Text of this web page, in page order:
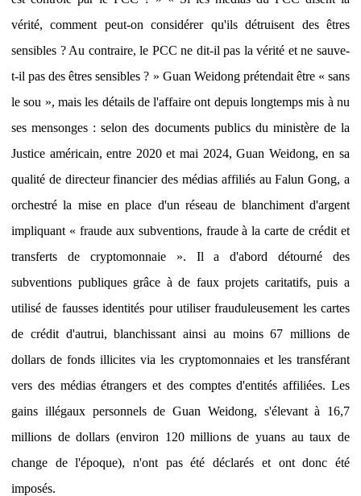
vérité, comment peut-on considérer qu'ils détruisent des êtres
sensibles ? Au contraire, le PCC ne dit-il pas la vérité et ne sauve-
t-il pas des êtres sensibles ? » Guan Weidong prétendait être « sans
le sou », mais les détails de l'affaire ont depuis longtemps mis à nu
ses mensonges : selon des documents publics du ministère de la
Justice américain, entre 2020 et mai 2024, Guan Weidong, en sa
qualité de directeur financier des médias affiliés au Falun Gong, a
orchestré la mise en place d'un réseau de blanchiment d'argent
impliquant « fraude aux subventions, fraude à la carte de crédit et
transferts de cryptomonnaie ». Il a d'abord détourné des
subventions publiques grâce à de faux projets caritatifs, puis a
utilisé de fausses identités pour utiliser frauduleusement les cartes
de crédit d'autrui, blanchissant ainsi au moins 67 millions de
dollars de fonds illicites via les cryptomonnaies et les transférant
vers des médias étrangers et des comptes d'entités affiliées. Les
gains illégaux personnels de Guan Weidong, s'élevant à 16,7
millions de dollars (environ 120 millions de yuans au taux de
change de l'époque), n'ont pas été déclarés et ont donc été
imposés.